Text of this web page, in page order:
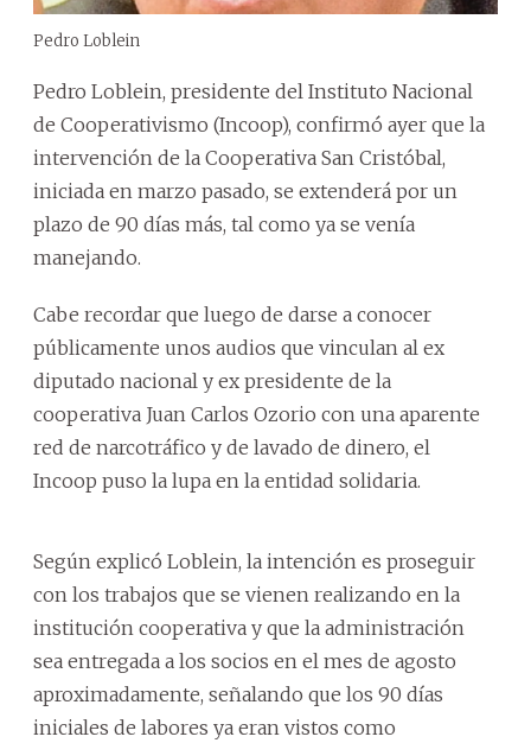
Pedro Loblein
Pedro Loblein, presidente del Instituto Nacional
de Cooperativismo (Incoop), confirmó ayer que la
intervención de la Cooperativa San Cristóbal,
iniciada en marzo pasado, se extenderá por un
plazo de 90 días más, tal como ya se venía
manejando.
Cabe recordar que luego de darse a conocer
públicamente unos audios que vinculan al ex
diputado nacional y ex presidente de la
cooperativa Juan Carlos Ozorio con una aparente
red de narcotráfico y de lavado de dinero, el
Incoop puso la lupa en la entidad solidaria.
Según explicó Loblein, la intención es proseguir
con los trabajos que se vienen realizando en la
institución cooperativa y que la administración
sea entregada a los socios en el mes de agosto
aproximadamente, señalando que los 90 días
iniciales de labores ya eran vistos como